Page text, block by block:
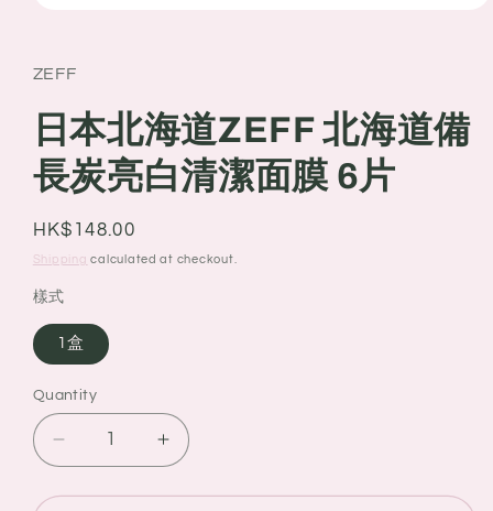
in
modal
ZEFF
日本北海道ZEFF 北海道備
長炭亮白清潔面膜 6片
Regular
price
HK$148.00
Shipping calculated at checkout.
樣式
1盒
Quantity
Quantity
Decrease
quantity
for
Increase
quantity
for